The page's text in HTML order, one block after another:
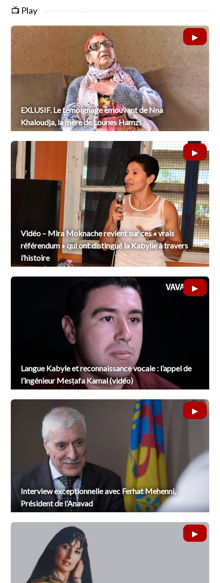
📺 Play
EXLUSIF. Le témoignage émouvant de Nna
Khaloudja, la mère de Lounes Hamzi
Vidéo – Mira Moknache revient sur ces « vrais
référendum » qui ont distingué la Kabylie à travers
l’histoire
Langue Kabyle et reconnaissance vocale : l’appel de
l’ingénieur Mesṭafa Kamal (vidéo)
Interview exceptionnelle avec Ferhat Mehenni,
Président de l’Anavad